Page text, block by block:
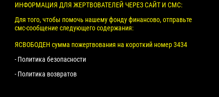
ИНФОРМАЦИЯ ДЛЯ ЖЕРТВОВАТЕЛЕЙ ЧЕРЕЗ САЙТ И СМС:
Для того, чтобы помочь нашему фонду финансово, отправьте
смс-сообщение следующего содержания:
ЯСВОБОДЕН сумма пожертвования на короткий номер 3434
- Политика безопасности
- Политика возвратов